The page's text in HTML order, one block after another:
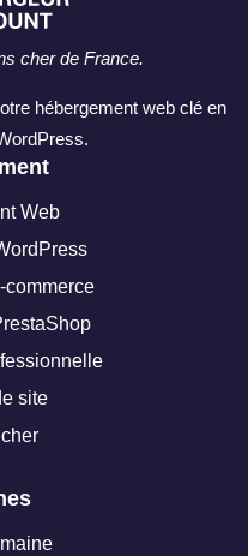
cher de France.
hébergement web clé en
Web
commerce
site